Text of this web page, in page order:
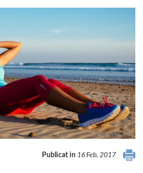
Publicat in 16 Feb, 2017